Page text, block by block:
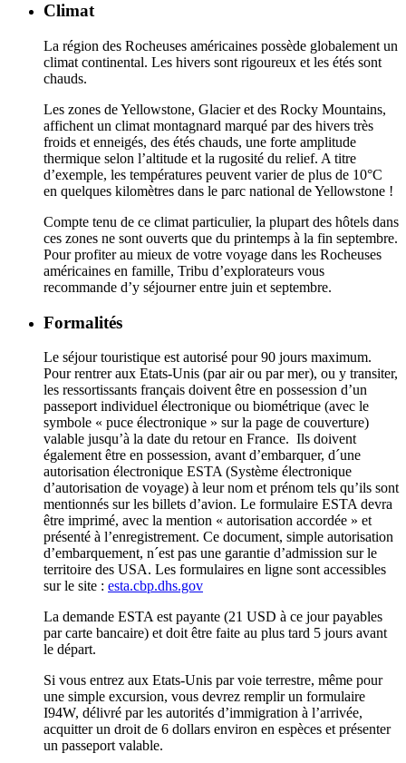
Climat
La région des Rocheuses américaines possède globalement un
climat continental. Les hivers sont rigoureux et les étés sont
chauds.
Les zones de Yellowstone, Glacier et des Rocky Mountains,
affichent un climat montagnard marqué par des hivers très
froids et enneigés, des étés chauds, une forte amplitude
thermique selon l’altitude et la rugosité du relief. A titre
d’exemple, les températures peuvent varier de plus de 10°C
en quelques kilomètres dans le parc national de Yellowstone !
Compte tenu de ce climat particulier, la plupart des hôtels dans
ces zones ne sont ouverts que du printemps à la fin septembre.
Pour profiter au mieux de votre voyage dans les Rocheuses
américaines en famille, Tribu d’explorateurs vous
recommande d’y séjourner entre juin et septembre.
Formalités
Le séjour touristique est autorisé pour 90 jours maximum.
Pour rentrer aux Etats-Unis (par air ou par mer), ou y transiter,
les ressortissants français doivent être en possession d’un
passeport individuel électronique ou biométrique (avec le
symbole « puce électronique » sur la page de couverture)
valable jusqu’à la date du retour en France. Ils doivent
également être en possession, avant d’embarquer, d´une
autorisation électronique ESTA (Système électronique
d’autorisation de voyage) à leur nom et prénom tels qu’ils sont
mentionnés sur les billets d’avion. Le formulaire ESTA devra
être imprimé, avec la mention « autorisation accordée » et
présenté à l’enregistrement. Ce document, simple autorisation
d’embarquement, n´est pas une garantie d’admission sur le
territoire des USA. Les formulaires en ligne sont accessibles
sur le site : esta.cbp.dhs.gov
La demande ESTA est payante (21 USD à ce jour payables
par carte bancaire) et doit être faite au plus tard 5 jours avant
le départ.
Si vous entrez aux Etats-Unis par voie terrestre, même pour
une simple excursion, vous devrez remplir un formulaire
I94W, délivré par les autorités d’immigration à l’arrivée,
acquitter un droit de 6 dollars environ en espèces et présenter
un passeport valable.